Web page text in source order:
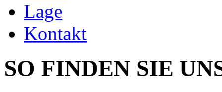
Lage
Kontakt
SO FINDEN SIE